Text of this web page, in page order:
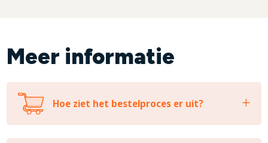
Meer informatie
Hoe ziet het bestelproces er uit?